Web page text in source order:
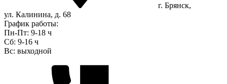
г. Брянск,
ул. Калинина, д. 68
График работы:
Пн-Пт: 9-18 ч
Сб: 9-16 ч
Вс: выходной